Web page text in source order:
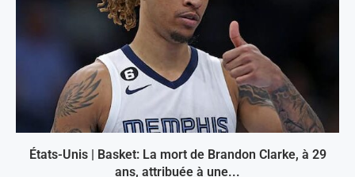
États-Unis | Basket: La mort de Brandon Clarke, à 29
ans, attribuée à une...